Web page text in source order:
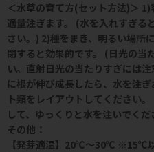
＜水草の育て方(セット方法)＞
適量注ぎます。 (水を入れすぎる
さい。) 2)種をまき、明るい場所
閉すると効果的です。 (日光の当
い。直射日光の当たりすぎには
に根が伸び成長したら、水を注
ト類をレイアウトしてください
して、ゆっくりと水を注いでくだ
その他：
【発芽適温】20℃～30℃ ※15℃